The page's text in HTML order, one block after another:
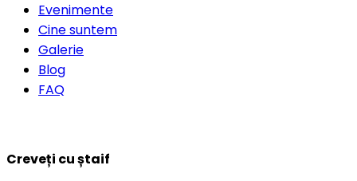
Evenimente
Cine suntem
Galerie
Blog
FAQ
Creveți cu ștaif